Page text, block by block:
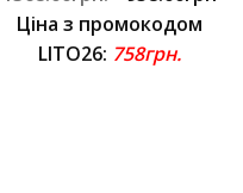
Ціна з промокодом
LITO26: 758грн.